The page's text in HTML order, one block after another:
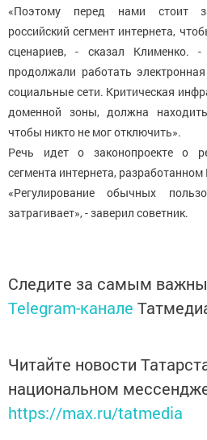
«Поэтому перед нами стоит
российский сегмент интернета,
сценариев, - сказал
продолжали работать
социальные сети. Критическая
доменной зоны, должна
чтобы никто не мог отключить».
Речь идет о законопроекте о
сегмента интернета,
«Регулирование обычных
затрагивает», - заверил советник.
Следите за самым
Telegram-канале
Читайте новости
национальном
https://max.ru/tatmedia